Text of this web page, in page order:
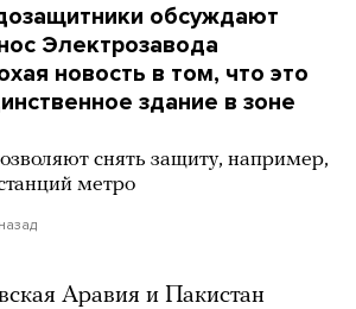
обсуждают
Электрозавода
новость в том, что это
здание в зоне
снять защиту, например,
метро
Аравия и Пакистан